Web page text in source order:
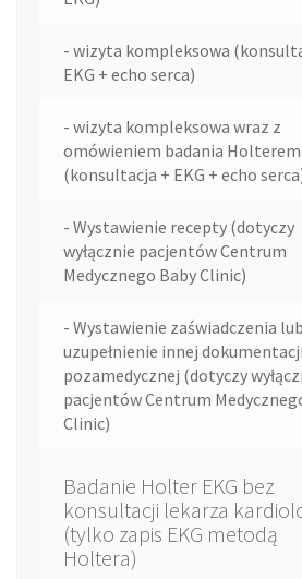
- wizyta kompleksowa
EKG + echo serca)
- wizyta kompleksowa wraz z
omówieniem badania Holterem
(konsultacja + EKG + echo
- Wystawienie recepty (dotyczy
wyłącznie pacjentów Centrum
Medycznego Baby Clinic)
- Wystawienie zaświadczenia lub
uzupełnienie innej dokumentacji
pozamedycznej (dotyczy
pacjentów Centrum
Clinic)
Badanie Holter EKG bez
konsultacji lekarza
(tylko zapis EKG metodą
Holtera)